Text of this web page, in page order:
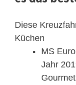
Diese
Küchen
MS
Jahr